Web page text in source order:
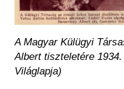
A Magyar Külügyi
Albert tiszteletére
Világlapja)